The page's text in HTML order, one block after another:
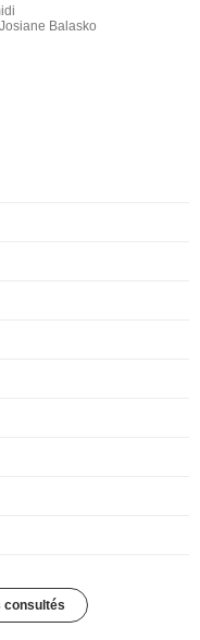
Balasko
consultés